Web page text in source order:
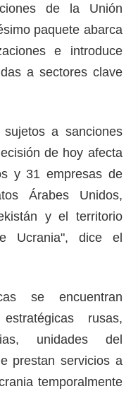
de la Unión
paquete abarca
e introduce
a sectores clave
a sanciones
de hoy afecta
y 31 empresas de
Árabes Unidos,
y el territorio
Ucrania", dice el
se encuentran
rusas,
unidades del
prestan servicios a
temporalmente